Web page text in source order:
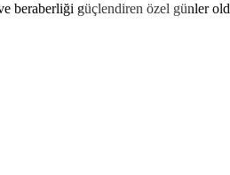
beraberliği güçlendiren özel günler